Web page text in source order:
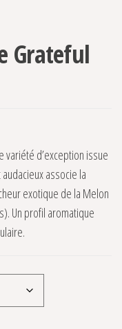
Grateful
variété d’exception issue
associe la
exotique de la Melon
Un profil aromatique